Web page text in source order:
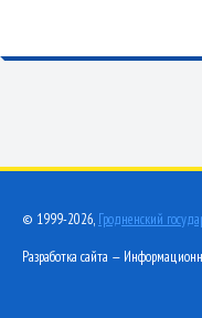
© 1999-2026, Гродненский
Разработка сайта —